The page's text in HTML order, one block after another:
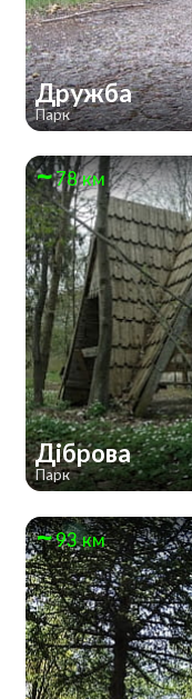
Дружба
Парк
78 км
Діброва
Парк
93 км